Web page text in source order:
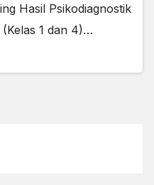
Hasil Psikodiagnostik
1 dan 4)…